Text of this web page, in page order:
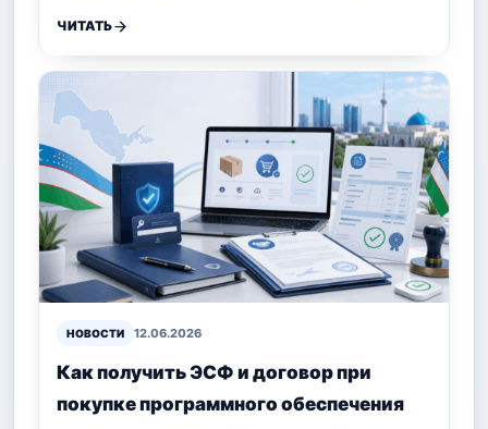
ЧИТАТЬ
НОВОСТИ 12.06.2026
Как получить ЭСФ и договор при
покупке программного обеспечения